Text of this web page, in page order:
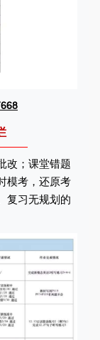
改；课堂错题
模考，还原考
复习无规划的